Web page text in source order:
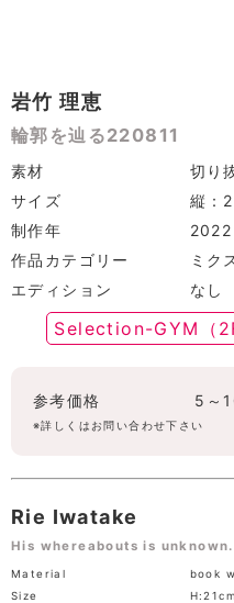
岩竹 理恵
輪郭を辿る220811
素材
切り
サイズ
縦：
制作年
2022
作品カテゴリー
ミク
エディション
なし
Selection-GYM（
参考価格 5～
※詳しくはお問い合わせ下さい
Rie Iwatake
His whereabouts is unknown.
Material
book
Size